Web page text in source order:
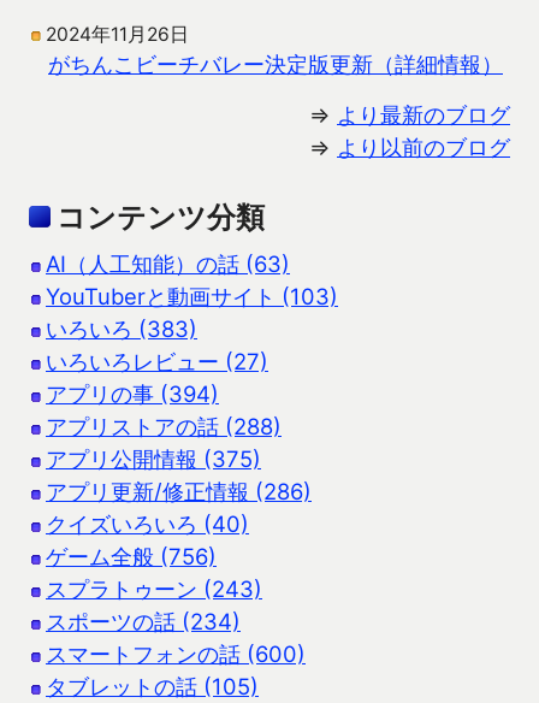
2024年11月26日
がちんこビーチバレー決定版更新（詳細情報）
⇒ より最新のブログ
⇒ より以前のブログ
コンテンツ分類
AI（人工知能）の話 (63)
YouTuberと動画サイト (103)
いろいろ (383)
いろいろレビュー (27)
アプリの事 (394)
アプリストアの話 (288)
アプリ公開情報 (375)
アプリ更新/修正情報 (286)
クイズいろいろ (40)
ゲーム全般 (756)
スプラトゥーン (243)
スポーツの話 (234)
スマートフォンの話 (600)
タブレットの話 (105)